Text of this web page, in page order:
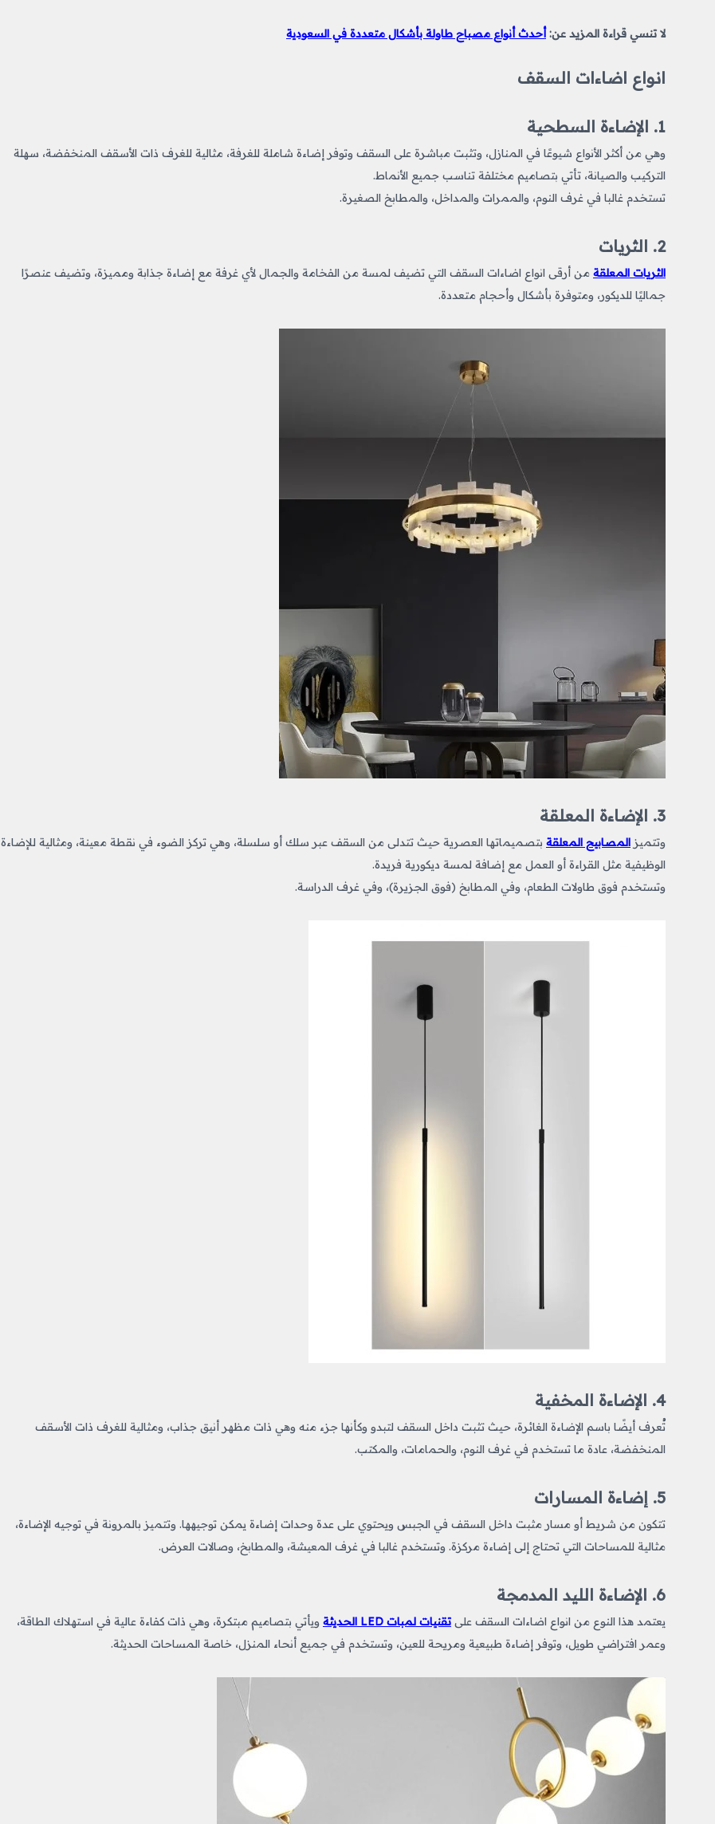
لا تنسي قراءة المزيد عن: أحدث أنواع مصباح طاولة بأشكال متعددة في السعودية
انواع اضاءات السقف
1. الإضاءة السطحية
وهي من أكثر الأنواع شيوعًا في المنازل، وتثبت مباشرة على السقف وتوفر إضاءة شاملة للغرفة، مثالية للغرف ذات الأسقف المنخفضة، سهلة
التركيب والصيانة، تأتي بتصاميم مختلفة تناسب جميع الأنماط.
تستخدم غالبا في غرف النوم، والممرات والمداخل، والمطابخ الصغيرة.
2. الثريات
الثريات المعلقة من أرقى انواع اضاءات السقف التي تضيف لمسة من الفخامة والجمال لأي غرفة مع إضاءة جذابة ومميزة، وتضيف عنصرًا
جماليًا للديكور، ومتوفرة بأشكال وأحجام متعددة.
3. الإضاءة المعلقة
وتتميز المصابيح المعلقة بتصميماتها العصرية حيث تتدلى من السقف عبر سلك أو سلسلة، وهي تركز الضوء في نقطة معينة، ومثالية للإضاءة
الوظيفية مثل القراءة أو العمل مع إضافة لمسة ديكورية فريدة.
وتستخدم فوق طاولات الطعام، وفي المطابخ (فوق الجزيرة)، وفي غرف الدراسة.
4. الإضاءة المخفية
تُعرف أيضًا باسم الإضاءة الغائرة، حيث تثبت داخل السقف لتبدو وكأنها جزء منه وهي ذات مظهر أنيق جذاب، ومثالية للغرف ذات الأسقف
المنخفضة، عادة ما تستخدم في غرف النوم، والحمامات، والمكتب.
5. إضاءة المسارات
تتكون من شريط أو مسار مثبت داخل السقف في الجبس ويحتوي على عدة وحدات إضاءة يمكن توجيهها. وتتميز بالمرونة في توجيه الإضاءة،
مثالية للمساحات التي تحتاج إلى إضاءة مركزة. وتستخدم غالبا في غرف المعيشة، والمطابخ، وصالات العرض.
6. الإضاءة الليد المدمجة
يعتمد هذا النوع من انواع اضاءات السقف علىتقنيات لمبات LED الحديثة
ويأتي بتصاميم مبتكرة، وهي ذات كفاءة عالية في استهلاك الطاقة،
وعمر افتراضي طويل، وتوفر إضاءة طبيعية ومريحة للعين، وتستخدم في جميع أنحاء المنزل، خاصة المساحات الحديثة.